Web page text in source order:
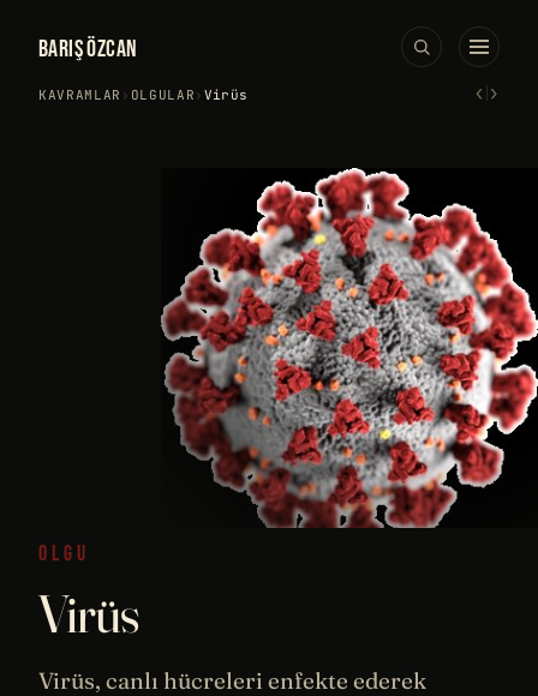
BARIŞ ÖZCAN
KAVRAMLAR › OLGULAR › Virüs ‹›
OLGU
Virüs
Virüs, canlı hücreleri enfekte ederek